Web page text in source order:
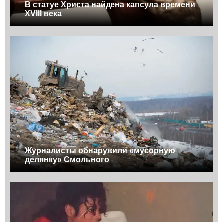
В статуе Христа найдена капсула времени
XVIII века
Журналисты обнаружили «мусорную
делянку» Смольного